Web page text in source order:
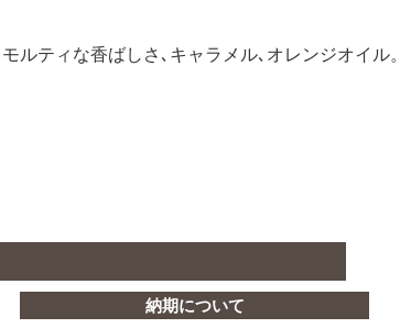
ルティな香ばしさ､キャラメル､オレンジオイル。
納期について